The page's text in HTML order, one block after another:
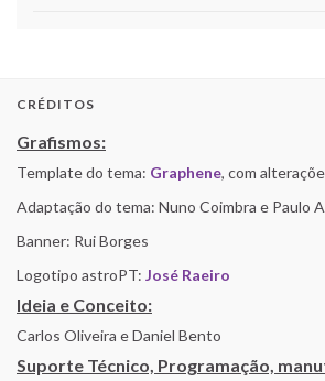
CRÉDITOS
Grafismos:
Template do tema: Graphene, com
Adaptação do tema: Nuno Coimbra e Paulo
Banner: Rui Borges
Logotipo astroPT: José Raeiro
Ideia e Conceito:
Carlos Oliveira e Daniel Bento
Suporte Técnico, Programação,